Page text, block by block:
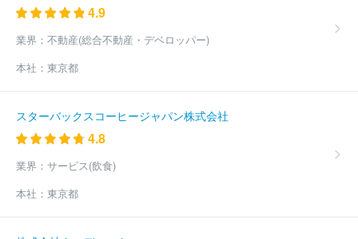
4.9
業界： 不動産(総合不動産・デベロッパー)
本社： 東京都
スターバックスコーヒージャパン株式会社
4.8
業界： サービス(飲食)
本社： 東京都